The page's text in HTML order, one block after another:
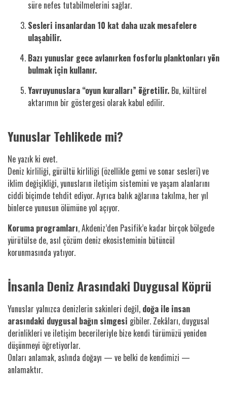
süre nefes tutabilmelerini sağlar.
Sesleri insanlardan 10 kat daha uzak mesafelere
ulaşabilir.
Bazı yunuslar gece avlanırken fosforlu planktonları yön
bulmak için kullanır.
Yavruyunuslara “oyun kuralları” öğretilir. Bu, kültürel
aktarımın bir göstergesi olarak kabul edilir.
Yunuslar Tehlikede mi?
Ne yazık ki evet.
Deniz kirliliği, gürültü kirliliği (özellikle gemi ve sonar sesleri) ve
iklim değişikliği, yunusların iletişim sistemini ve yaşam alanlarını
ciddi biçimde tehdit ediyor. Ayrıca balık ağlarına takılma, her yıl
binlerce yunusun ölümüne yol açıyor.
Koruma programları, Akdeniz’den Pasifik’e kadar birçok bölgede
yürütülse de, asıl çözüm deniz ekosisteminin bütüncül
korunmasında yatıyor.
İnsanla Deniz Arasındaki Duygusal Köprü
Yunuslar yalnızca denizlerin sakinleri değil, doğa ile insan
arasındaki duygusal bağın simgesi gibiler. Zekâları, duygusal
derinlikleri ve iletişim becerileriyle bize kendi türümüzü yeniden
düşünmeyi öğretiyorlar.
Onları anlamak, aslında doğayı — ve belki de kendimizi —
anlamaktır.